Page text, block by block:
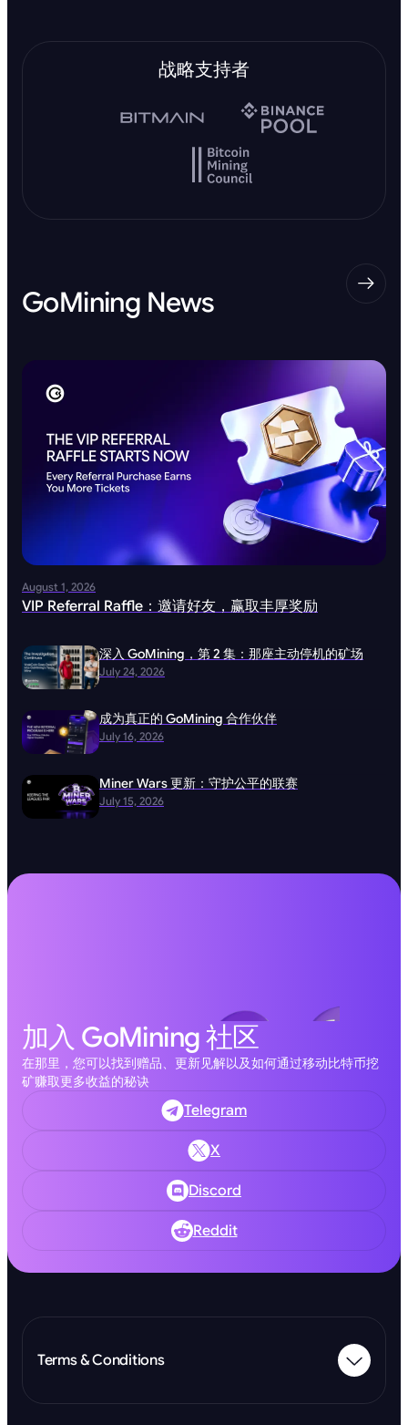
战略支持者
GoMining News
August 1, 2026
VIP Referral Raffle：邀请好友，赢取丰厚奖励
July 24, 2026
深入 GoMining，第 2 集：那座主动停机的矿场
July 16, 2026
成为真正的 GoMining 合作伙伴
July 15, 2026
Miner Wars 更新：守护公平的联赛
加入 GoMining 社区
在那里，您可以找到赠品、更新见解以及如何通过移动比特币挖
矿赚取更多收益的秘诀
Telegram
X
Discord
Reddit
Terms & Conditions